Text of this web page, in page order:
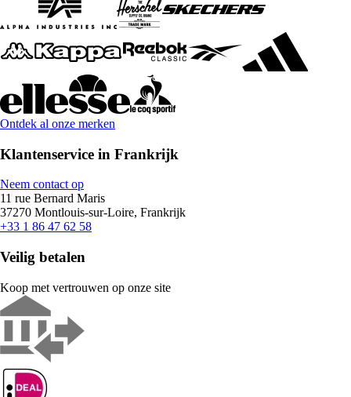
Ontdek al onze merken
Klantenservice in Frankrijk
Neem contact op
11 rue Bernard Maris
37270 Montlouis-sur-Loire, Frankrijk
+33 1 86 47 62 58
Veilig betalen
Koop met vertrouwen op onze site